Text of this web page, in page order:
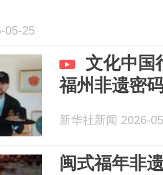
05-25
文化中国
福州非遗密
新华社新闻 2026-
闽式福年非